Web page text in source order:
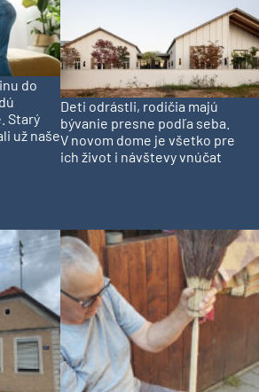
do
Starý
už naše
Deti odrástli, rodičia majú
bývanie presne podľa seba.
V novom dome je všetko pre
ich život i návštevy vnúčat